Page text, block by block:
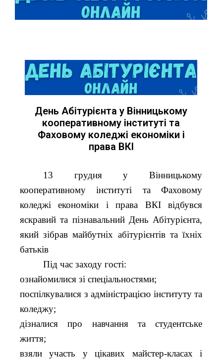
День Абітурієнта у Вінницькому
кооперативному інституті та
Фаховому коледжі економіки і
права ВКІ
13 грудня у Вінницькому
кооперативному інституті та Фаховому
коледжі економіки і права ВКІ відбувся
яскравий та пізнавальний День Абітурієнта,
який зібрав майбутніх абітурієнтів та їхніх
батьків
Під час заходу гості:
ознайомилися зі спеціальностями;
поспілкувалися з адміністрацією інституту та
коледжу;
дізналися про навчання та студентське
життя;
взяли участь у цікавих майстер-класах і